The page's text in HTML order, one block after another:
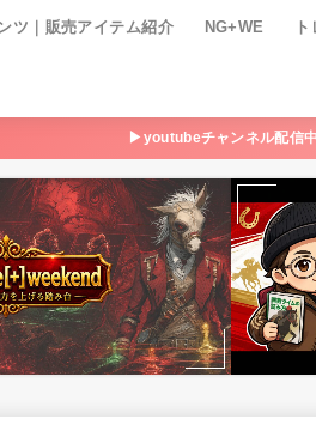
ツ｜販売アイテム紹介 NG+WE
▶youtubeチャンネル配信